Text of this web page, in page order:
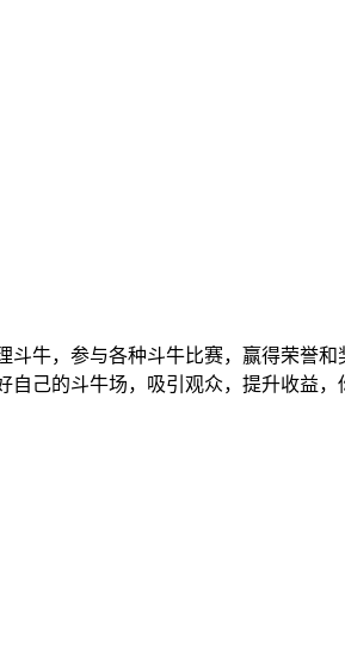
牛，参与各种斗牛比赛，赢得荣誉
己的斗牛场，吸引观众，提升收益